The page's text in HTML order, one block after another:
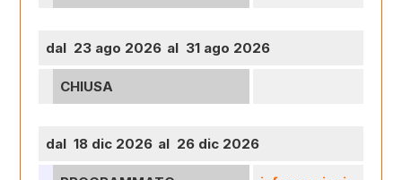
dal 23 ago 2026 al 31 ago 2026
CHIUSA
dal 18 dic 2026 al 26 dic 2026